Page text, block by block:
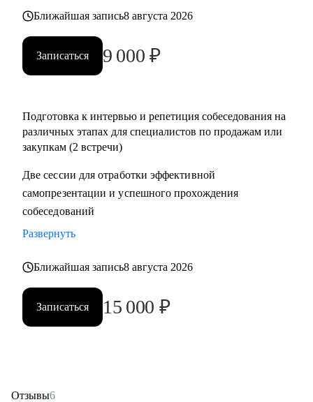
• Помощь в подготовке к прохождению тестирования SHL
Кому могу помочь:
• B2B продажи и закупки (услуги, товары)
• маркетплейсы.
Ближайшая запись8 августа 2026
Записаться 9 000 ₽
Подготовка к интервью и репетиция собеседования на
различных этапах для специалистов по продажам или
закупкам (2 встречи)
Две сессии для отработки эффективной
самопрезентации и успешного прохождения
собеседований
Развернуть
Ближайшая запись8 августа 2026
Записаться 15 000 ₽
Отзывы6